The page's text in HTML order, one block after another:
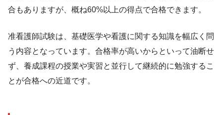
合もありますが、概ね60%以上の得点で合格できます。
准看護師試験は、基礎医学や看護に関する知識を幅広く問
う内容となっています。合格率が高いからといって油断せ
ず、養成課程の授業や実習と並行して継続的に勉強するこ
とが合格への近道です。